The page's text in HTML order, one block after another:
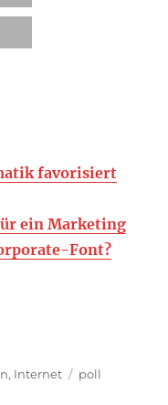
favorisiert
ein Marketing
Font?
, Internet Schlagwörter
poll